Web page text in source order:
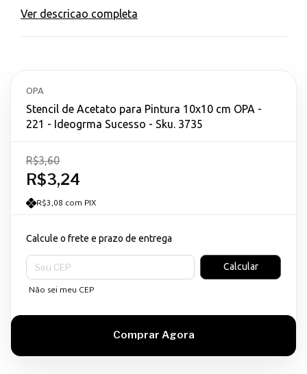
Ver descricao completa
OPA
Stencil de Acetato para Pintura 10x10 cm OPA -
221 - Ideogrma Sucesso - Sku. 3735
R$3,24
R$3,60
R$3,08 com PIX
Calcule o frete e prazo de entrega
Entregas para o CEP:
Calcular
Não sei meu CEP